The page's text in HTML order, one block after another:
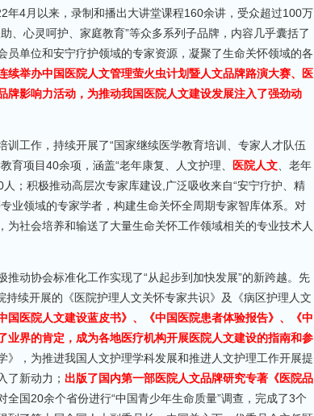
年4月以来，录制和播出大讲堂课程160余讲，受众超过100万
、心灵呵护、家庭教育”等众多系列子品牌，内容几乎囊括了
单位和安宁疗护领域的专家资源，凝聚了生命关怀领域的各
续举办中国医院人文管理萤火虫计划暨人文品牌路演大赛、医
牌影响力活动，为推动我国医院人文建设发展注入了强劲动
工作，持续开展了“国家继续医学教育培训、专家人才队伍
育项目40余项，涵盖“老年康复、人文护理、
医院人文 、老年
；积极推动高层次专家库建设,广泛吸收来自“安宁疗护、精
专业领域的专家学者，构建生命关怀全周期专家智库体系。对
社会培养和输送了大量生命关怀工作领域相关的专业技术人
动协会标准化工作实现了“从起步到加快发展”的新跨越。先
续开展的《医院护理人文关怀专家共识》及《病区护理人文
国医院人文建设蓝皮书》、《中国医院患者体验报告》、《中
业界的肯定，成为各地医疗机构开展医院人文建设的指南和参
，为推进我国人文护理学科发展和推进人文护理工作开展提
了新动力； 出版了国内第一部医院人文品牌研究专著《医院品
全国20余个省份进行“中国青少年生命质量”调查，完成了3个